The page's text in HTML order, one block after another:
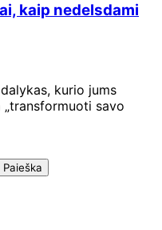
kaip nedelsdami
kurio jums
savo
Paieška